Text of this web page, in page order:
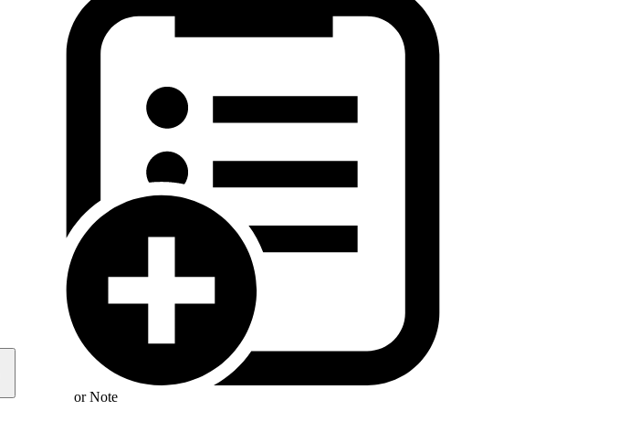
orNote